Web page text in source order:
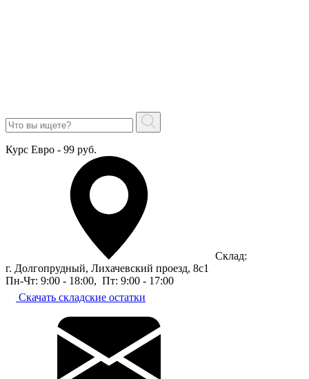
Курс Евро - 99 руб.
Склад:
г. Долгопрудный, Лихачевский проезд, 8c1
Пн-Чт: 9:00 - 18:00, Пт: 9:00 - 17:00
Скачать складские остатки